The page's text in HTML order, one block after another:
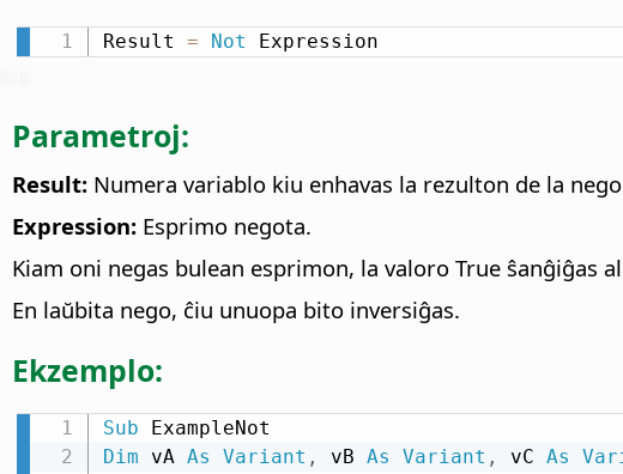
Result = Not Expression
Parametroj:
Result: Numera variablo kiu enhavas la rezulton de la
Expression: Esprimo negota.
Kiam oni negas bulean esprimon, la valoro True ŝanĝiĝas
En laŭbita nego, ĉiu unuopa bito inversiĝas.
Ekzemplo:
Sub
Dim vA As Variant , vB As Variant , vC As